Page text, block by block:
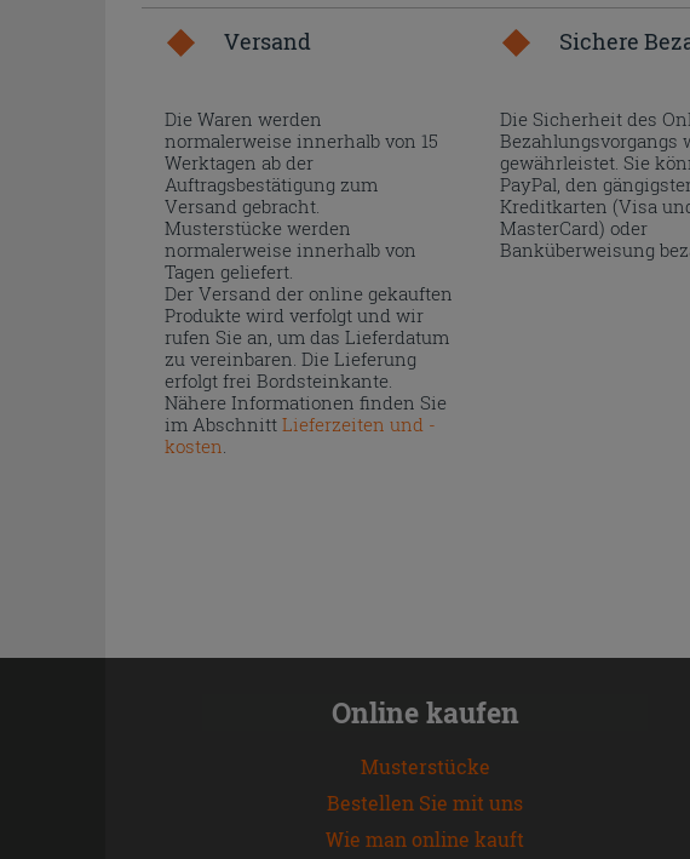
Versand
Die Waren werden
normalerweise innerhalb von 15
Werktagen ab der
Auftragsbestätigung zum
Versand gebracht.
Musterstücke werden
normalerweise innerhalb von
Tagen geliefert.
Der Versand der online gekauften
Produkte wird verfolgt und wir
rufen Sie an, um das Lieferdatum
zu vereinbaren. Die Lieferung
erfolgt frei Bordsteinkante.
Nähere Informationen finden Sie
im Abschnitt Lieferzeiten und -
kosten.
Sichere
Die Sicherheit des
Bezahlungsvorgangs
gewährleistet. Sie
PayPal, den
Kreditkarten (Visa
MasterCard) oder
Banküberweisung
Online kaufen
Musterstücke
Bestellen Sie mit uns
Wie man online kauft